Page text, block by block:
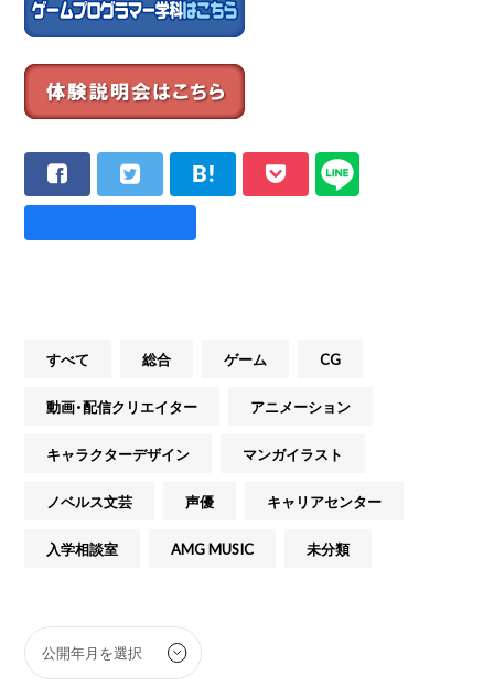
すべて 総合 ゲーム CG
動画・配信クリエイター アニメーション
キャラクターデザイン マンガイラスト
ノベルス文芸 声優 キャリアセンター
入学相談室 AMG MUSIC 未分類